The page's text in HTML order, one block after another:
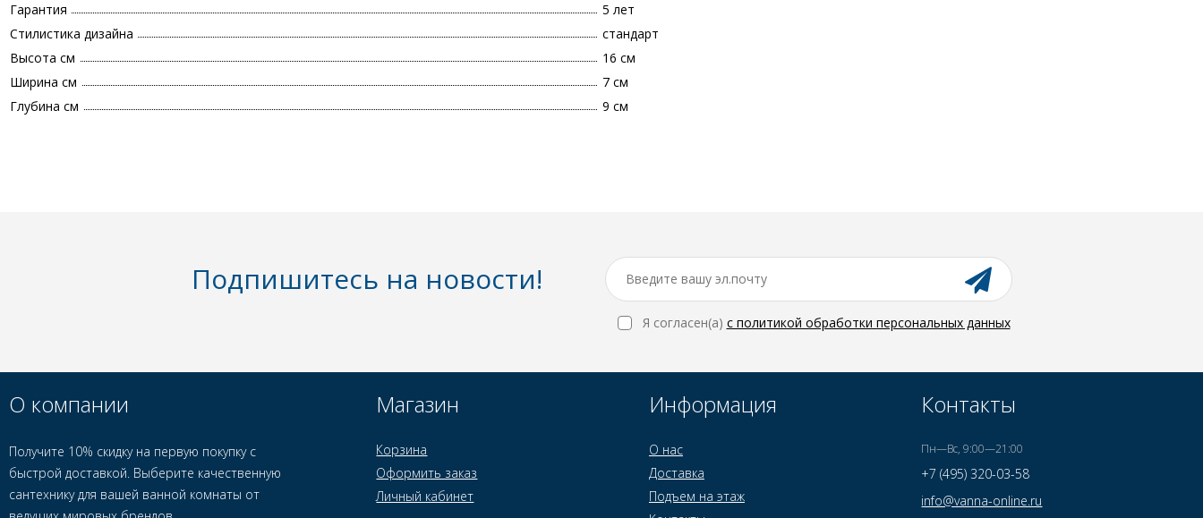
Гарантия
5 лет
Стилистика дизайна
стандарт
Высота см
16 см
Ширина см
7 см
Глубина см
9 см
Подпишитесь на новости!
Я согласен(a) с политикой обработки персональных данных
О компании
Получите 10% скидку на первую покупку с
быстрой доставкой. Выберите качественную
сантехнику для вашей ванной комнаты от
Магазин
Корзина
Оформить заказ
Личный кабинет
Информация
О нас
Доставка
Подъем на этаж
Контакты
Пн—Вс, 9:00—21:00
+7 (495) 320-03-58
info@vanna-online.ru